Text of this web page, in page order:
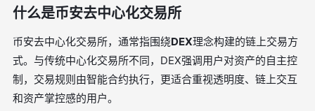
什么是币安去中心化交易所
币安去中心化交易所，通常指围绕DEX理念构建的链上交易方
式。与传统中心化交易所不同，DEX强调用户对资产的自主控
制，交易规则由智能合约执行，更适合重视透明度、链上交互
和资产掌控感的用户。